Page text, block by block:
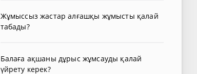
Жұмыссыз жастар алғашқы жұмысты қалай
табады?
Балаға ақшаны дұрыс жұмсауды қалай
үйрету керек?